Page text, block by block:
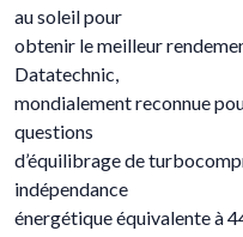
au soleil pour
obtenir le meilleur
Datatechnic,
mondialement reconnue
questions
d’équilibrage de
indépendance
énergétique équivalente à